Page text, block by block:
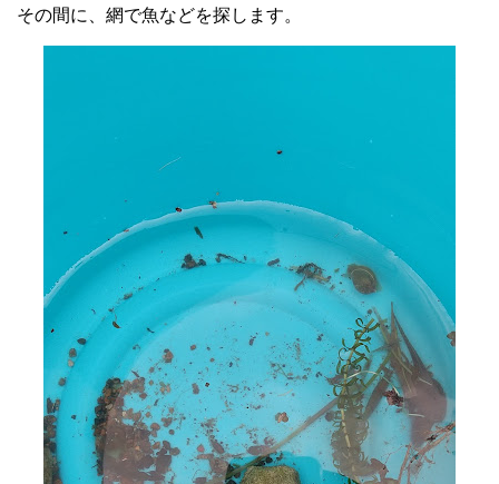
その間に、網で魚などを探します。